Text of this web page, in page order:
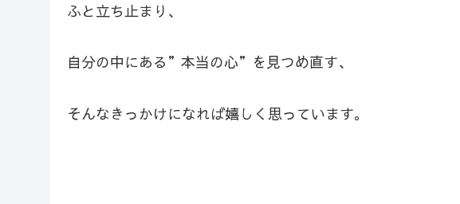
ふと立ち止まり、
自分の中にある”本当の心”を見つめ直す、
そんなきっかけになれば嬉しく思っています。